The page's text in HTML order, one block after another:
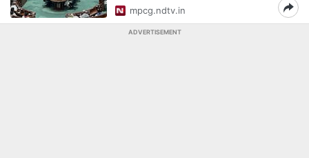
mpcg.ndtv.in
ADVERTISEMENT